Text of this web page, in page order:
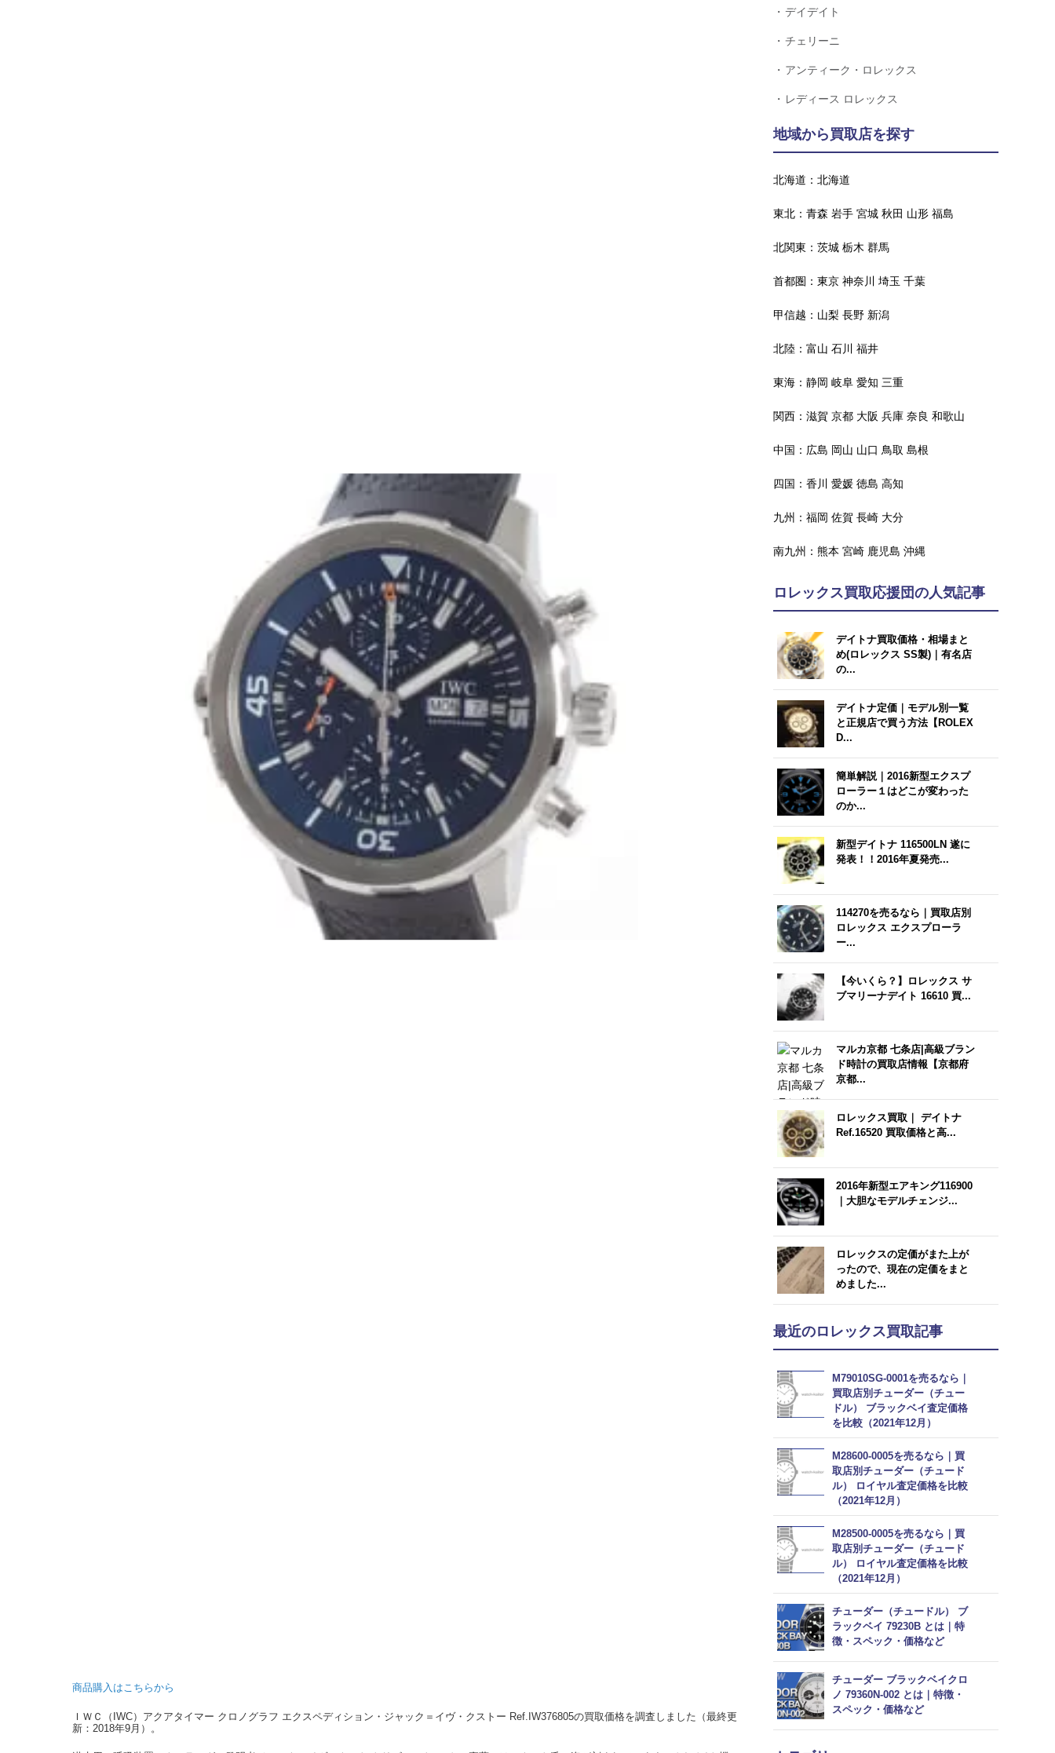
商品購入はこちらから
ＩＷＣ（IWC）アクアタイマー クロノグラフ エクスペディション・ジャック＝イヴ・クストー Ref.IW376805の買取価格を調査しました（最終更
新：2018年9月）。
デイデイト
チェリーニ
アンティーク・ロレックス
レディース ロレックス
地域から買取店を探す
北海道： 北海道
東北： 青森 岩手 宮城 秋田 山形 福島
北関東： 茨城 栃木 群馬
首都圏： 東京 神奈川 埼玉 千葉
甲信越： 山梨 長野 新潟
北陸： 富山 石川 福井
東海： 静岡 岐阜 愛知 三重
関西： 滋賀 京都 大阪 兵庫 奈良 和歌山
中国： 広島 岡山 山口 鳥取 島根
四国： 香川 愛媛 徳島 高知
九州： 福岡 佐賀 長崎 大分
南九州： 熊本 宮崎 鹿児島 沖縄
ロレックス買取応援団の人気記事
デイトナ買取価格・相場まと
め(ロレックス SS製)｜有名店
の...
デイトナ定価｜モデル別一覧
と正規店で買う方法【ROLEX
D...
簡単解説｜2016新型エクスプ
ローラー１はどこが変わった
のか...
新型デイトナ 116500LN 遂に
発表！！2016年夏発売...
114270を売るなら｜買取店別
ロレックス エクスプローラ
ー...
【今いくら？】ロレックス サ
ブマリーナデイト 16610 買...
マルカ京都 七条店|高級ブラン
ド時計の買取店情報【京都府
京都...
ロレックス買取｜ デイトナ
Ref.16520 買取価格と高...
2016年新型エアキング116900
｜大胆なモデルチェンジ...
ロレックスの定価がまた上が
ったので、現在の定価をまと
めました...
最近のロレックス買取記事
M79010SG-0001を売るなら｜
買取店別チューダー（チュー
ドル） ブラックベイ査定価格
を比較（2021年12月）
M28600-0005を売るなら｜買
取店別チューダー（チュード
ル） ロイヤル査定価格を比較
（2021年12月）
M28500-0005を売るなら｜買
取店別チューダー（チュード
ル） ロイヤル査定価格を比較
（2021年12月）
チューダー（チュードル） ブ
ラックベイ 79230B とは｜特
徴・スペック・価格など
チューダー ブラックベイクロ
ノ 79360N-002 とは｜特徴・
スペック・価格など